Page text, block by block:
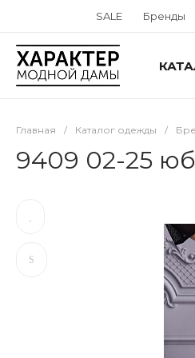
SALE Бренды
Главная / Каталог одежды /
9409 02-25